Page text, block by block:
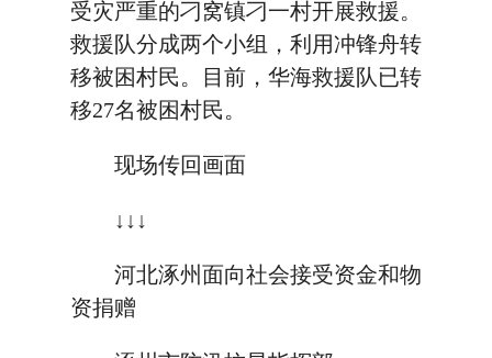
受灾严重的刁窝镇刁一村开展救援。
救援队分成两个小组，利用冲锋舟转
移被困村民。目前，华海救援队已转
移27名被困村民。
现场传回画面
↓↓↓
河北涿州面向社会接受资金和物
资捐赠